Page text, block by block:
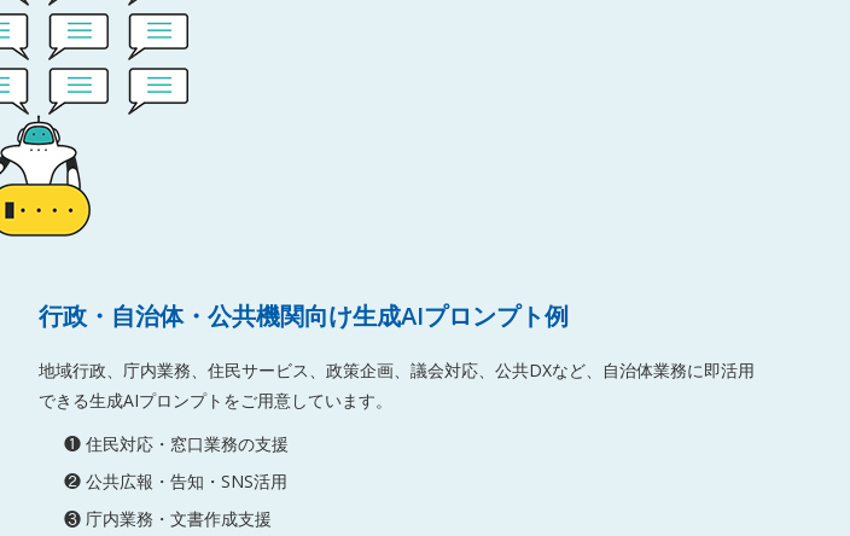
行政・自治体・公共機関向け生成AIプロンプト例
地域行政、庁内業務、住民サービス、政策企画、議会対応、公共DXなど、自治体業務に即活用
できる生成AIプロンプトをご用意しています。
❶ 住民対応・窓口業務の支援
❷ 公共広報・告知・SNS活用
❸ 庁内業務・文書作成支援